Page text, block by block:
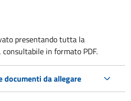
presentando tutta la
in formato PDF.
documenti da allegare